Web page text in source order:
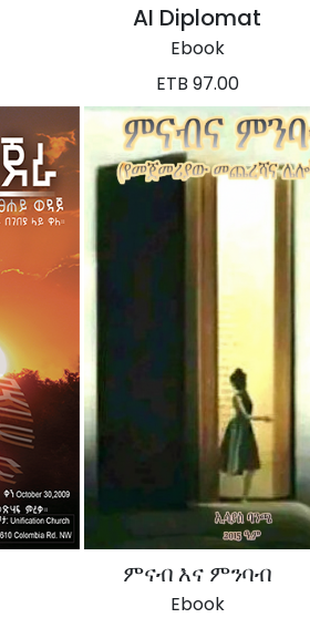
AI Diplomat
Ebook
ETB 97.00
ምናብ እና ምንባብ
Ebook